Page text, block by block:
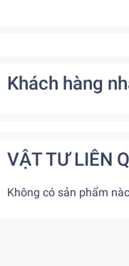
Khách hàng
VẬT TƯ LIÊN
Không có sản phẩm